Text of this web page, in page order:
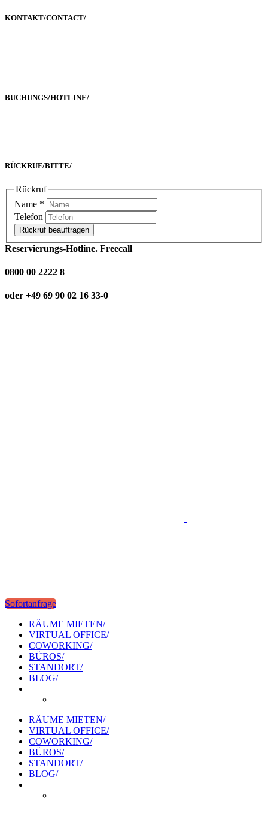
KONTAKT/CONTACT/
BUCHUNGS/HOTLINE/
RÜCKRUF/BITTE/
Rückruf
Name *
Telefon
Rückruf beauftragen
Reservierungs-Hotline. Freecall
0800 00 2222 8
oder +49 69 90 02 16 33-0
Sofortanfrage
RÄUME MIETEN/
VIRTUAL OFFICE/
COWORKING/
BÜROS/
STANDORT/
BLOG/
RÄUME MIETEN/
VIRTUAL OFFICE/
COWORKING/
BÜROS/
STANDORT/
BLOG/